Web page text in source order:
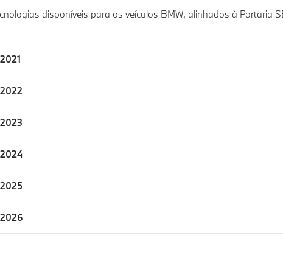
disponíveis para os veículos BMW, alinhados à Portaria